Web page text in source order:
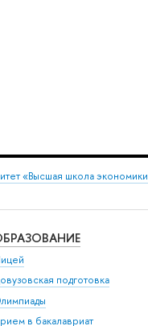
«Высшая школа
подготовка
в бакалавриат